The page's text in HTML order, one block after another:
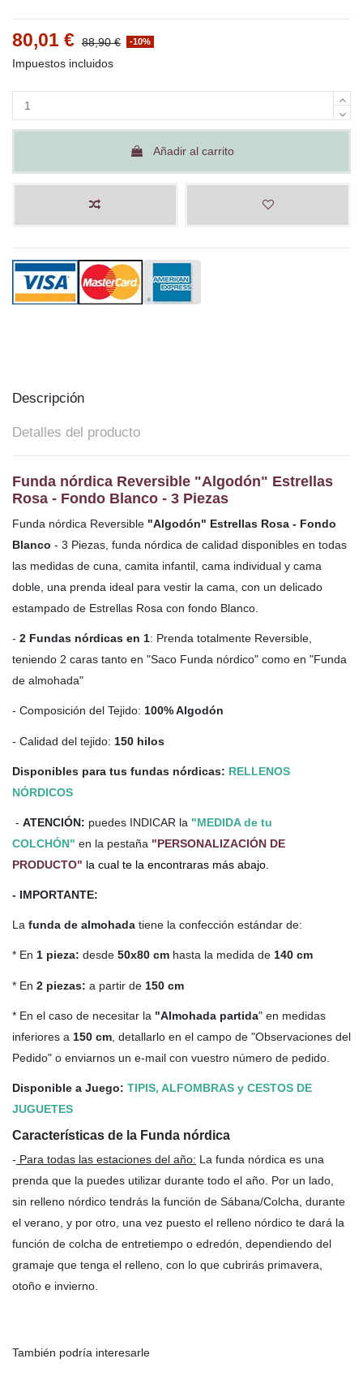
80,01 € 88,90 € -10%
Impuestos incluidos
Añadir al carrito
Descripción
Detalles del producto
Funda nórdica Reversible "Algodón" Estrellas
Rosa - Fondo Blanco - 3 Piezas
Funda nórdica Reversible "Algodón" Estrellas Rosa - Fondo
Blanco - 3 Piezas, funda nórdica de calidad disponibles en todas
las medidas de cuna, camita infantil, cama individual y cama
doble, una prenda ideal para vestir la cama, con un delicado
estampado de Estrellas Rosa con fondo Blanco.
- 2 Fundas nórdicas en 1: Prenda totalmente Reversible,
teniendo 2 caras tanto en "Saco Funda nórdico" como en "Funda
de almohada"
- Composición del Tejido: 100% Algodón
- Calidad del tejido: 150 hilos
Disponibles para tus fundas nórdicas: RELLENOS
NÓRDICOS
- ATENCIÓN: puedes INDICAR la "MEDIDA de tu
COLCHÓN" en la pestaña "PERSONALIZACIÓN DE
PRODUCTO" la cual te la encontraras más abajo.
- IMPORTANTE:
La funda de almohada tiene la confección estándar de:
* En 1 pieza: desde 50x80 cm hasta la medida de 140 cm
* En 2 piezas: a partir de 150 cm
* En el caso de necesitar la "Almohada partida" en medidas
inferiores a 150 cm , detallarlo en el campo de "Observaciones del
Pedido" o enviarnos un e-mail con vuestro número de pedido.
Disponible a Juego: TIPIS, ALFOMBRAS y CESTOS DE
JUGUETES
Características de la Funda nórdica
- Para todas las estaciones del año: La funda nórdica es una
prenda que la puedes utilizar durante todo el año. Por un lado,
sin relleno nórdico tendrás la función de Sábana/Colcha, durante
el verano, y por otro, una vez puesto el relleno nórdico te dará la
función de colcha de entretiempo o edredón, dependiendo del
gramaje que tenga el relleno, con lo que cubrirás primavera,
otoño e invierno.
También podría interesarle